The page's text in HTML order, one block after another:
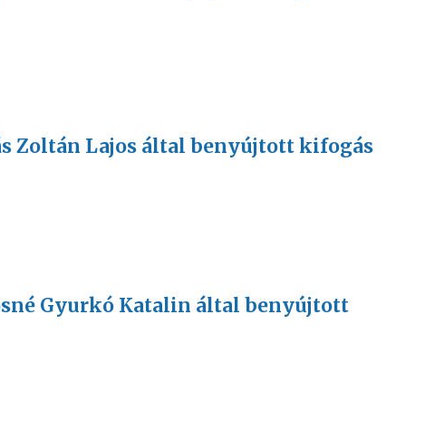
Zoltán Lajos által benyújtott kifogás
Gyurkó Katalin által benyújtott